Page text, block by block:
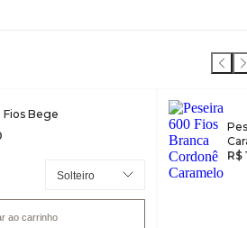
Bege
ao carrinho
R$